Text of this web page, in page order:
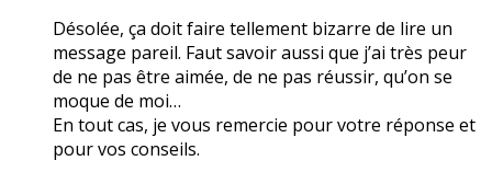
Désolée, ça doit faire tellement bizarre de lire un
message pareil. Faut savoir aussi que j’ai très peur
de ne pas être aimée, de ne pas réussir, qu’on se
moque de moi…
En tout cas, je vous remercie pour votre réponse et
pour vos conseils.